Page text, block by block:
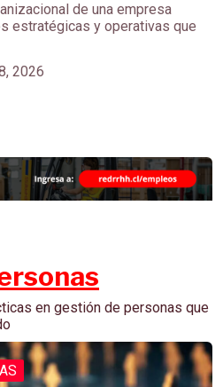
de una empresa
estratégicas y operativas que
2026
en gestión de personas que